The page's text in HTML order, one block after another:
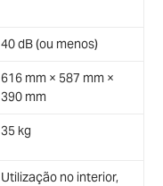
40 dB (ou menos)
616 mm × 587 mm ×
390 mm
35 kg
Utilização no interior,